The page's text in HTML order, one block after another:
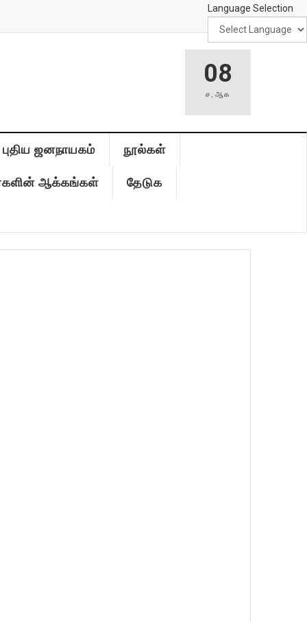
Language Selection
08
ச , ஆக
புதிய ஜனநாயகம் நூல்கள்
ஆக்கங்கள் தேடுக